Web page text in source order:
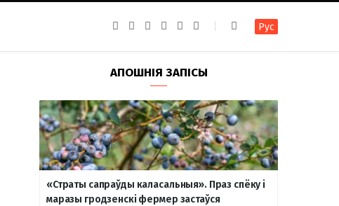
b
o
k
a
g
a
m
g
r
a
m
u
b
т
а
т
е
Рус
АПОШНІЯ ЗАПІСЫ
«Страты сапраўды каласальныя». Праз спёку і
маразы гродзенскі фермер застаўся